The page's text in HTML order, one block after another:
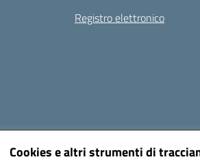
Cookies e altri strumenti di
Registro elettronico